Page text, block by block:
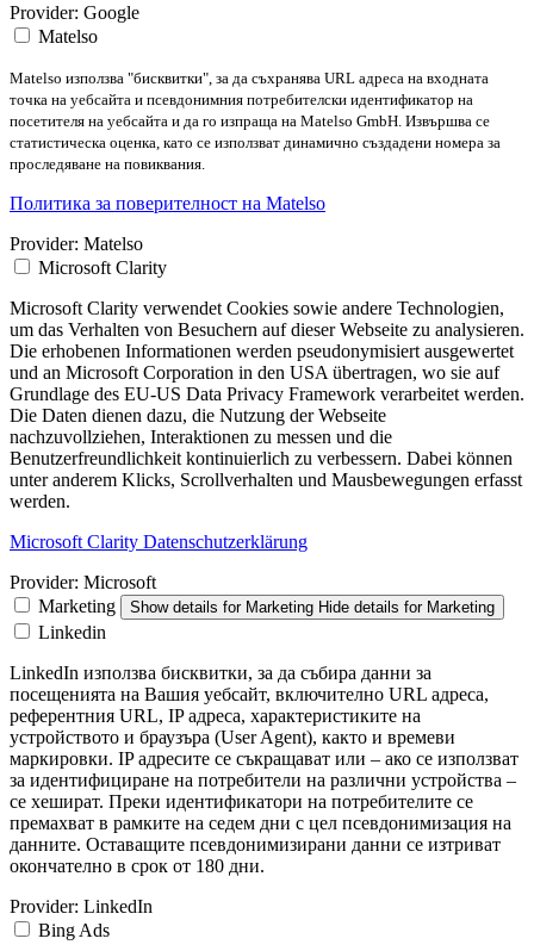
Provider: Google
Matelso
Matelso използва "бисквитки", за да съхранява URL адреса на входната
точка на уебсайта и псевдонимния потребителски идентификатор на
посетителя на уебсайта и да го изпраща на Matelso GmbH. Извършва се
статистическа оценка, като се използват динамично създадени номера за
проследяване на повиквания.
Политика за поверителност на Matelso
Provider: Matelso
Microsoft Clarity
Microsoft Clarity verwendet Cookies sowie andere Technologien,
um das Verhalten von Besuchern auf dieser Webseite zu analysieren.
Die erhobenen Informationen werden pseudonymisiert ausgewertet
und an Microsoft Corporation in den USA übertragen, wo sie auf
Grundlage des EU-US Data Privacy Framework verarbeitet werden.
Die Daten dienen dazu, die Nutzung der Webseite
nachzuvollziehen, Interaktionen zu messen und die
Benutzerfreundlichkeit kontinuierlich zu verbessern. Dabei können
unter anderem Klicks, Scrollverhalten und Mausbewegungen erfasst
werden.
Microsoft Clarity Datenschutzerklärung
Provider: Microsoft
Marketing
Show details for Marketing Hide details for Marketing
Linkedin
LinkedIn използва бисквитки, за да събира данни за
посещенията на Вашия уебсайт, включително URL адреса,
референтния URL, IP адреса, характеристиките на
устройството и браузъра (User Agent), както и времеви
маркировки. IP адресите се съкращават или – ако се използват
за идентифициране на потребители на различни устройства –
се хешират. Преки идентификатори на потребителите се
премахват в рамките на седем дни с цел псевдонимизация на
данните. Оставащите псевдонимизирани данни се изтриват
окончателно в срок от 180 дни.
Provider: LinkedIn
Bing Ads